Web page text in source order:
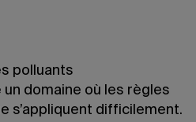
polluants
domaine où les règles
s’appliquent difficilement.